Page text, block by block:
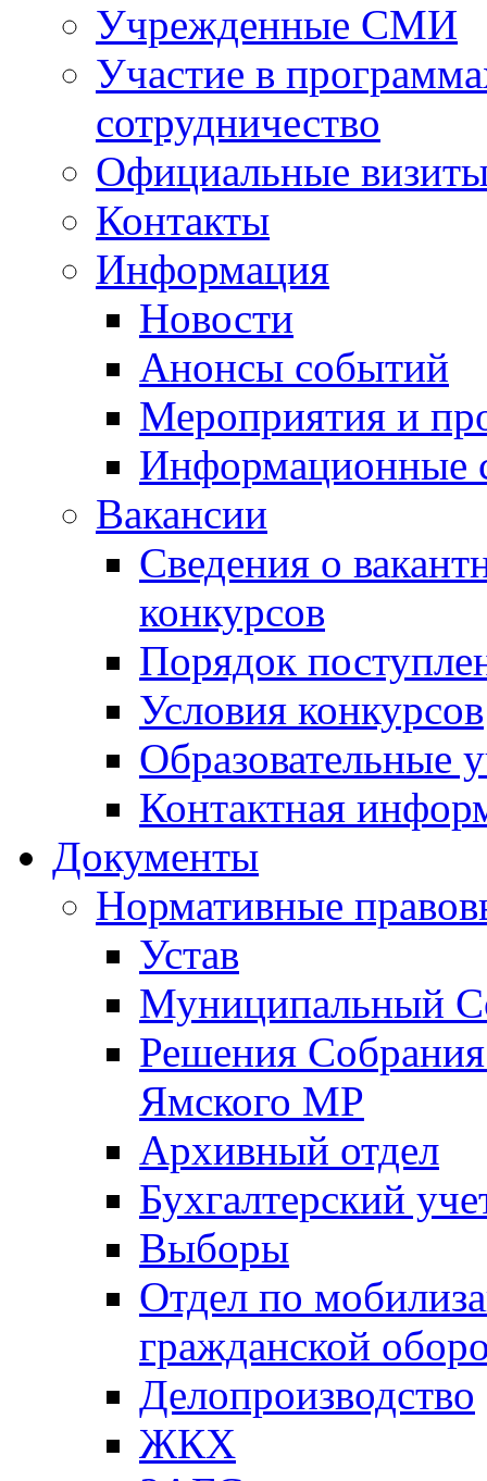
Учрежденные СМИ
Участие в
сотрудничество
Официальные
Контакты
Информация
Новости
Анонсы событий
Мероприятия и
Информационные
Вакансии
Сведения о
конкурсов
Порядок
Условия конкурсов
Образовательные
Контактная
Документы
Нормативные
Устав
Муниципальный
Решения
Ямского МР
Архивный отдел
Бухгалтерский
Выборы
Отдел по
гражданской
Делопроизводство
ЖКХ